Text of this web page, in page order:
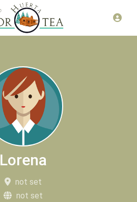
Lorena
not set
not set